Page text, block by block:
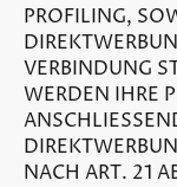
PROFILING,
VERBINDUNG
WERDEN IHRE
NACH ART. 21